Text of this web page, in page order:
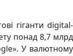
гіганти digital-
понад 8,7 млрд
У валютному